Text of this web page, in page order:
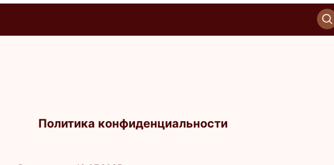
ОНЛАЙН-
ОНЛАЙН-
Политика конфиденциальности